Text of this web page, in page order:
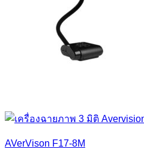
AVerVison F17-8M